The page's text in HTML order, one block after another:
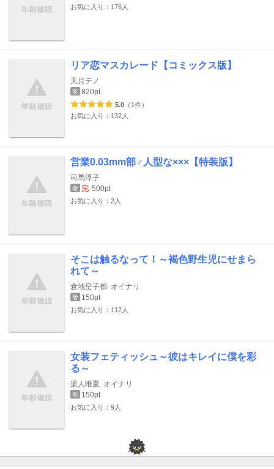
お気に入り：176人
リア恋マスカレード【コミックス版】
天月テノ
巻 820pt
5.0 （1件）
お気に入り：132人
営業0.03mm部♂人型な×××【特装版】
司馬淳子
巻 完 500pt
お気に入り：2人
そこは触るなって！～褐色野生児にせまら
れて～
倉地皇子都 オイナリ
巻 150pt
お気に入り：112人
女装フェティッシュ～彼はキレイに僕を彩
る～
楽人唯夏 オイナリ
巻 150pt
お気に入り：9人